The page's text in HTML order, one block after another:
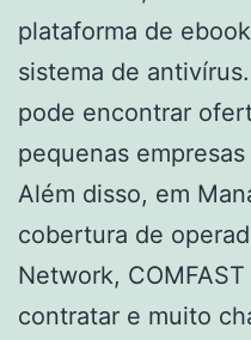
plataforma de
sistema de
pode encontrar
pequenas
Além disso, em
cobertura de
Network,
contratar e muito